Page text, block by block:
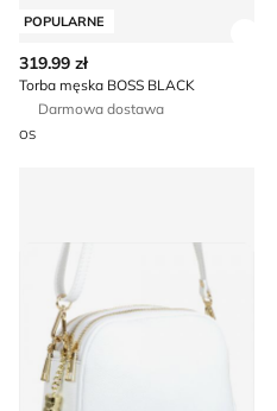
POPULARNE
319.99 zł
Torba męska BOSS BLACK
Darmowa dostawa
OS